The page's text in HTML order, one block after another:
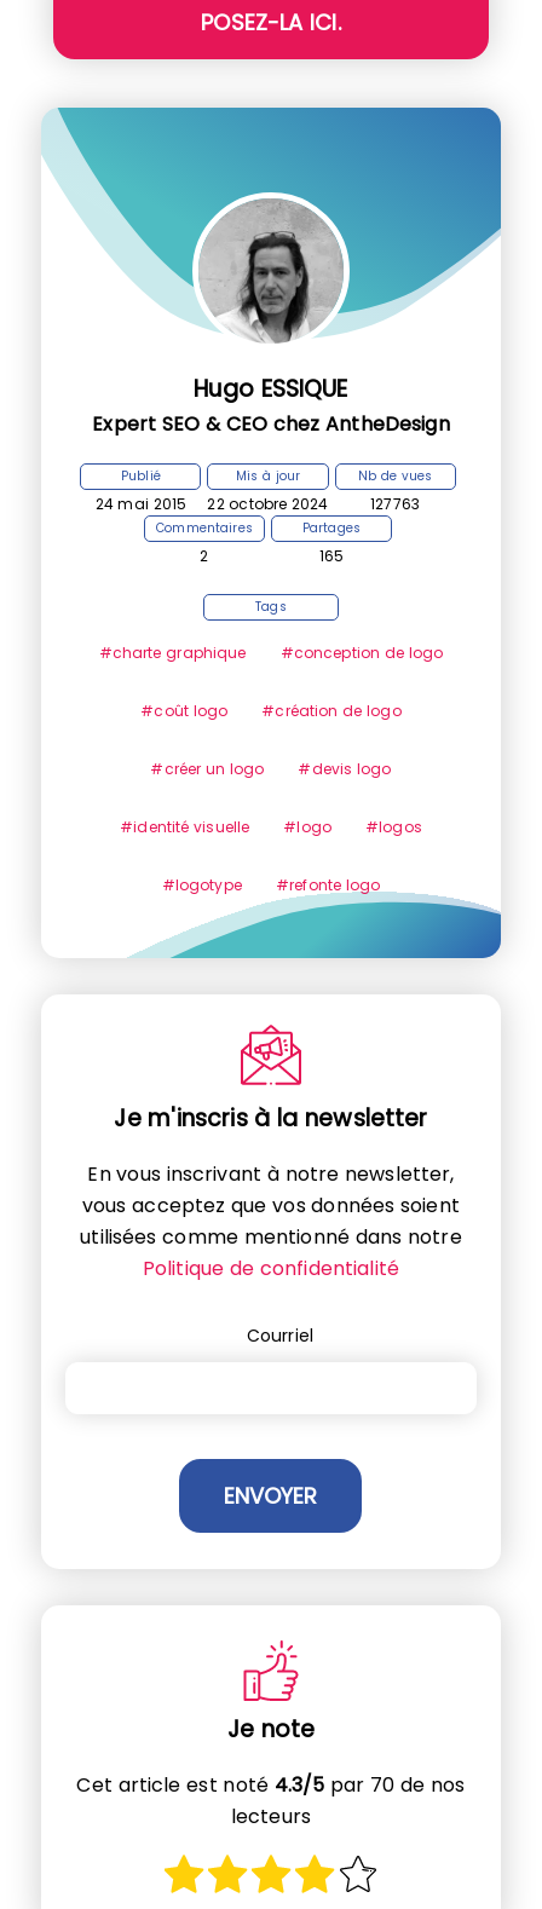
POSEZ-LA ICI.
Hugo ESSIQUE
Expert SEO & CEO chez AntheDesign
Publié
24 mai 2015
Mis à jour
22 octobre 2024
Nb de vues
127763
Commentaires
2
Partages
165
Tags
#charte graphique #conception de logo
#coût logo #création de logo
#créer un logo #devis logo
#identité visuelle #logo #logos
#logotype #refonte logo
Je m'inscris à la newsletter
En vous inscrivant à notre newsletter,
vous acceptez que vos données soient
utilisées comme mentionné dans notre
Politique de confidentialité
Courriel
Je note
Cet article est noté 4.3/5 par 70 de nos
lecteurs